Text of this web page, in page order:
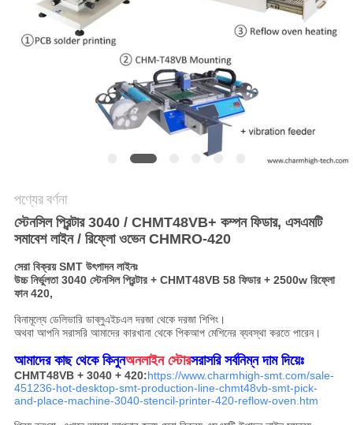
গোপনীয়তা
পণ্যের বর্ণনা
স্টেনসিল প্রিন্টার 3040 / CHMT48VB+ কম্পন ফিডার, এসএমটি
সমাবেশ লাইন / রিফ্লো ওভেন CHMRO-420
সেরা বিক্রয় SMT উৎপাদন লাইনঃ
উচ্চ নির্ভুলতা 3040 স্টেনসিল প্রিন্টার + CHMT48VB 58 ফিডার + 2500w রিফ্লো
ফান 420,
বিনামূল্যে ডেলিভারি ডাব্লুএইচএল দরজা থেকে দরজা শিপিং।
অথবা আপনি সরাসরি আমাদের কারখানা থেকে পিকআপ মেশিনের ব্যবস্থা করতে পারেন।
আমাদের কাছ থেকে কিনুনঅনলাইন স্টোরসরাসরি সর্বনিম্ন দাম দিয়েঃ
CHMT48VB + 3040 + 420:https://www.charmhigh-smt.com/sale-
451236-hot-desktop-smt-production-line-chmt48vb-smt-pick-
and-place-machine-3040-stencil-printer-420-reflow-oven.htm